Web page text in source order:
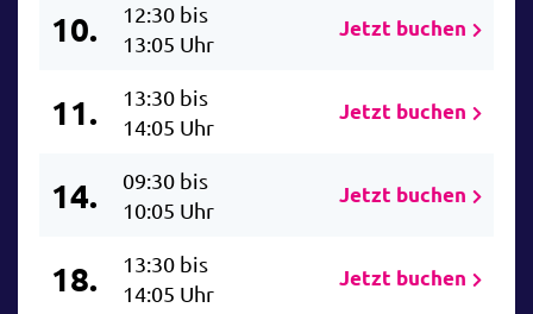
10.
12:30 bis
13:05 Uhr
Jetzt buchen
11.
13:30 bis
14:05 Uhr
Jetzt buchen
14.
09:30 bis
10:05 Uhr
Jetzt buchen
18.
13:30 bis
14:05 Uhr
Jetzt buchen